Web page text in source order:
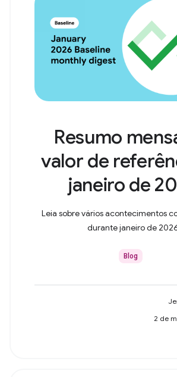
Resumo
valor de
janeiro de
Leia sobre vários acontecimentos
durante janeiro de
Blog
2 de